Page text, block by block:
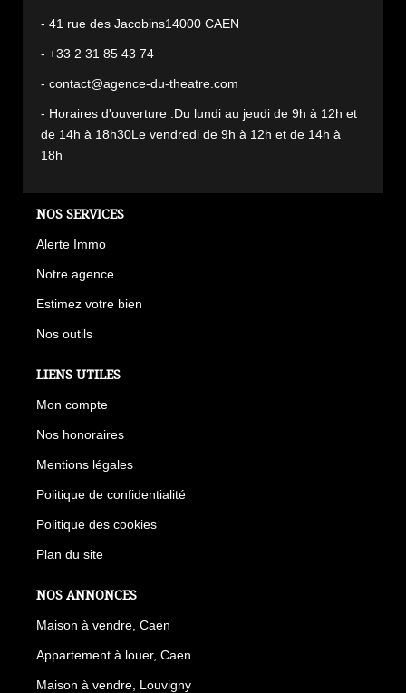
- 41 rue des Jacobins14000 CAEN
- +33 2 31 85 43 74
- contact@agence-du-theatre.com
- Horaires d'ouverture :Du lundi au jeudi de 9h à 12h et
de 14h à 18h30Le vendredi de 9h à 12h et de 14h à
18h
NOS SERVICES
Alerte Immo
Notre agence
Estimez votre bien
Nos outils
LIENS UTILES
Mon compte
Nos honoraires
Mentions légales
Politique de confidentialité
Politique des cookies
Plan du site
NOS ANNONCES
Maison à vendre, Caen
Appartement à louer, Caen
Maison à vendre, Louvigny